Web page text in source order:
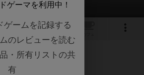
1
ゲーマを利用中！
ゲームを記録する
のレビューを読む
・所有リストの共
有